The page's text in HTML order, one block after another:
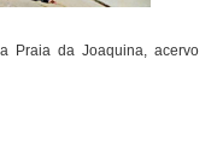
Praia da Joaquina, acervo